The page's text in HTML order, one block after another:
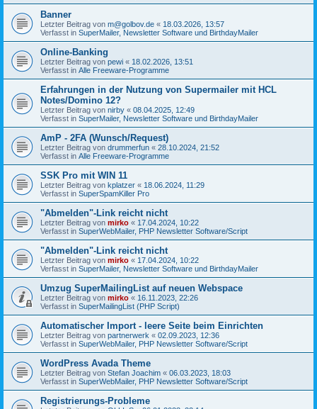
Banner
Letzter Beitrag von m@golbov.de « 18.03.2026, 13:57
Verfasst in SuperMailer, Newsletter Software und BirthdayMailer
Online-Banking
Letzter Beitrag von pewi « 18.02.2026, 13:51
Verfasst in Alle Freeware-Programme
Erfahrungen in der Nutzung von Supermailer mit HCL
Notes/Domino 12?
Letzter Beitrag von nirby « 08.04.2025, 12:49
Verfasst in SuperMailer, Newsletter Software und BirthdayMailer
AmP - 2FA (Wunsch/Request)
Letzter Beitrag von drummerfun « 28.10.2024, 21:52
Verfasst in Alle Freeware-Programme
SSK Pro mit WIN 11
Letzter Beitrag von kplatzer « 18.06.2024, 11:29
Verfasst in SuperSpamKiller Pro
"Abmelden"-Link reicht nicht
Letzter Beitrag von mirko « 17.04.2024, 10:22
Verfasst in SuperWebMailer, PHP Newsletter Software/Script
"Abmelden"-Link reicht nicht
Letzter Beitrag von mirko « 17.04.2024, 10:22
Verfasst in SuperMailer, Newsletter Software und BirthdayMailer
Umzug SuperMailingList auf neuen Webspace
Letzter Beitrag von mirko « 16.11.2023, 22:26
Verfasst in SuperMailingList (PHP Script)
Automatischer Import - leere Seite beim Einrichten
Letzter Beitrag von partnerwerk « 02.09.2023, 12:36
Verfasst in SuperWebMailer, PHP Newsletter Software/Script
WordPress Avada Theme
Letzter Beitrag von Stefan Joachim « 06.03.2023, 18:03
Verfasst in SuperWebMailer, PHP Newsletter Software/Script
Registrierungs-Probleme